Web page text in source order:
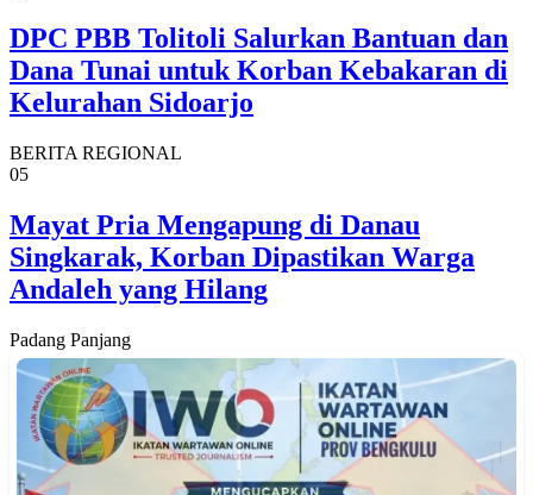
DPC PBB Tolitoli Salurkan Bantuan dan
Dana Tunai untuk Korban Kebakaran di
Kelurahan Sidoarjo
BERITA REGIONAL
05
Mayat Pria Mengapung di Danau
Singkarak, Korban Dipastikan Warga
Andaleh yang Hilang
Padang Panjang